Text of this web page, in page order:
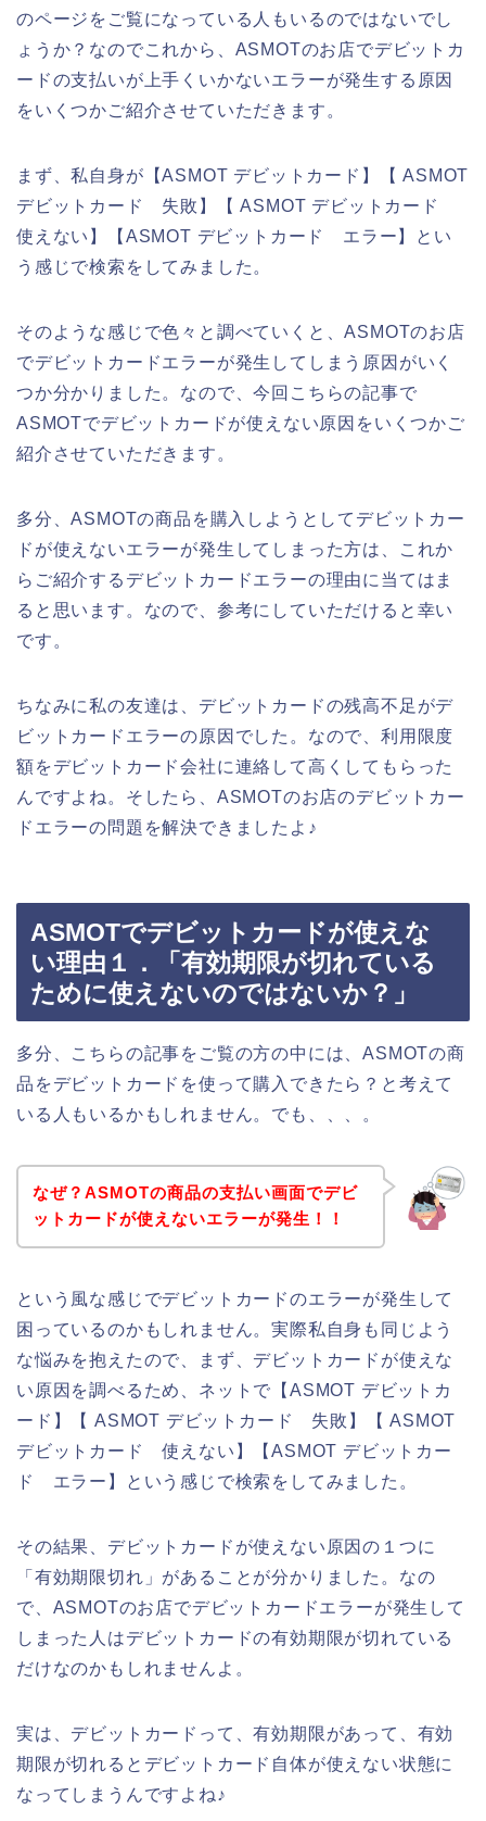
のページをご覧になっている人もいるのではないでし
ょうか？なのでこれから、ASMOTのお店でデビットカ
ードの支払いが上手くいかないエラーが発生する原因
をいくつかご紹介させていただきます。
まず、私自身が【ASMOT デビットカード】【 ASMOT
デビットカード 失敗】【 ASMOT デビットカード
使えない】【ASMOT デビットカード エラー】とい
う感じで検索をしてみました。
そのような感じで色々と調べていくと、ASMOTのお店
でデビットカードエラーが発生してしまう原因がいく
つか分かりました。なので、今回こちらの記事で
ASMOTでデビットカードが使えない原因をいくつかご
紹介させていただきます。
多分、ASMOTの商品を購入しようとしてデビットカー
ドが使えないエラーが発生してしまった方は、これか
らご紹介するデビットカードエラーの理由に当てはま
ると思います。なので、参考にしていただけると幸い
です。
ちなみに私の友達は、デビットカードの残高不足がデ
ビットカードエラーの原因でした。なので、利用限度
額をデビットカード会社に連絡して高くしてもらった
んですよね。そしたら、ASMOTのお店のデビットカー
ドエラーの問題を解決できましたよ♪
ASMOTでデビットカードが使えな
い理由１．「有効期限が切れている
ために使えないのではないか？」
多分、こちらの記事をご覧の方の中には、ASMOTの商
品をデビットカードを使って購入できたら？と考えて
いる人もいるかもしれません。でも、、、。
なぜ？ASMOTの商品の支払い画面でデビ
ットカードが使えないエラーが発生！！
という風な感じでデビットカードのエラーが発生して
困っているのかもしれません。実際私自身も同じよう
な悩みを抱えたので、まず、デビットカードが使えな
い原因を調べるため、ネットで【ASMOT デビットカ
ード】【 ASMOT デビットカード 失敗】【 ASMOT
デビットカード 使えない】【ASMOT デビットカー
ド エラー】という感じで検索をしてみました。
その結果、デビットカードが使えない原因の１つに
「有効期限切れ」があることが分かりました。なの
で、ASMOTのお店でデビットカードエラーが発生して
しまった人はデビットカードの有効期限が切れている
だけなのかもしれませんよ。
実は、デビットカードって、有効期限があって、有効
期限が切れるとデビットカード自体が使えない状態に
なってしまうんですよね♪